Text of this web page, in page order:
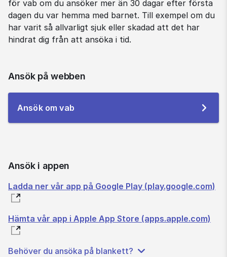
för vab om du ansöker mer än 30 dagar efter första
dagen du var hemma med barnet. Till exempel om du
har varit så allvarligt sjuk eller skadad att det har
hindrat dig från att ansöka i tid.
Ansök på webben
Ansök om vabTill
Ansök i appen
Ladda ner vår app på Google Play (play.google.com)
Hämta vår app i Apple App Store (apps.apple.com)
Behöver du ansöka på blankett?